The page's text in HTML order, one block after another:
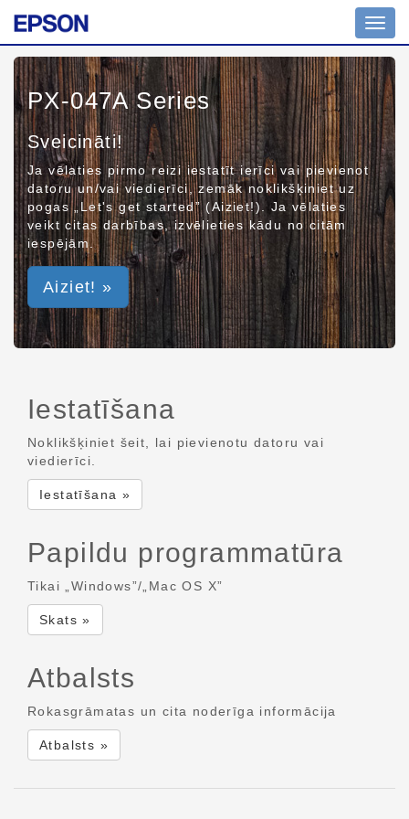
PX-047A Series
Sveicināti!
Ja vēlaties pirmo reizi iestatīt ierīci vai pievienot
datoru un/vai viedierīci, zemāk noklikšķiniet uz
pogas „Let's get started” (Aiziet!). Ja vēlaties
veikt citas darbības, izvēlieties kādu no citām
iespējām.
Aiziet! »
Iestatīšana
Noklikšķiniet šeit, lai pievienotu datoru vai
viedierīci.
Iestatīšana »
Papildu programmatūra
Tikai „Windows”/„Mac OS X”
Skats »
Atbalsts
Rokasgrāmatas un cita noderīga informācija
Atbalsts »